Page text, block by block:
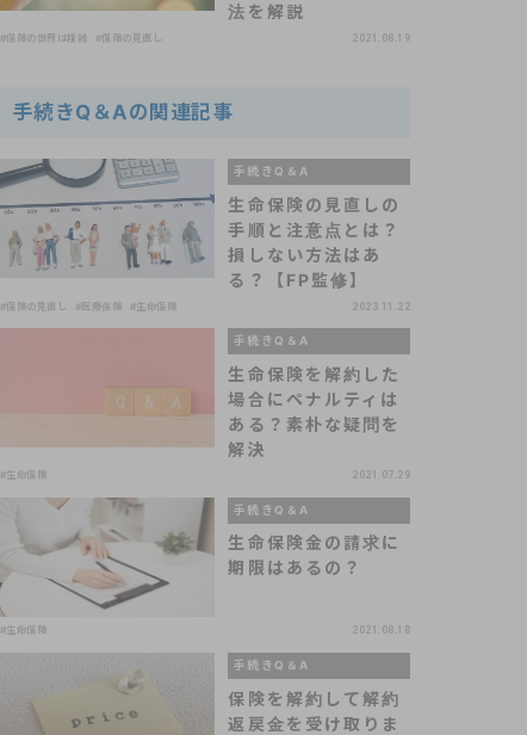
法を解説
#保険の世界は複雑 #保険の見直し 2021.08.19
手続きQ＆Aの関連記事
手続きQ＆A
生命保険の見直しの
手順と注意点とは？
損しない方法はあ
る？【FP監修】
#保険の見直し #医療保険 #生命保険 2023.11.22
手続きQ＆A
生命保険を解約した
場合にペナルティは
ある？素朴な疑問を
解決
#生命保険 2021.07.29
手続きQ＆A
生命保険金の請求に
期限はあるの？
#生命保険 2021.08.18
手続きQ＆A
保険を解約して解約
返戻金を受け取りま